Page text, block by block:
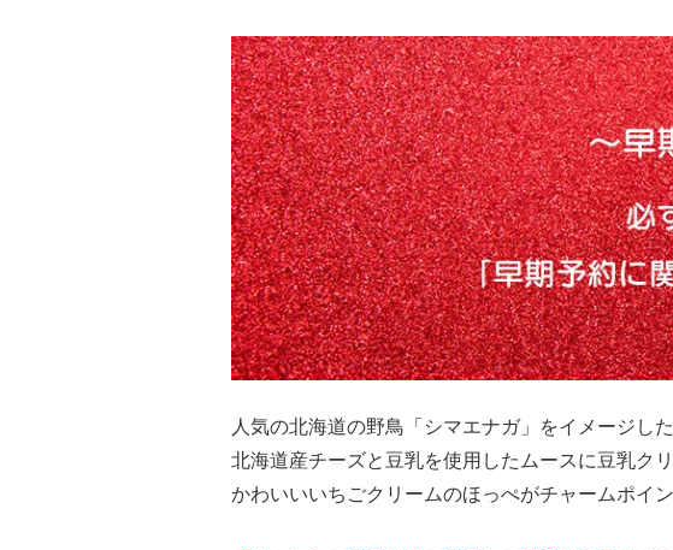
人気の北海道の野鳥「シマエナガ」をイメージし
北海道産チーズと豆乳を使用したムースに豆乳ク
かわいいいちごクリームのほっぺがチャームポイン